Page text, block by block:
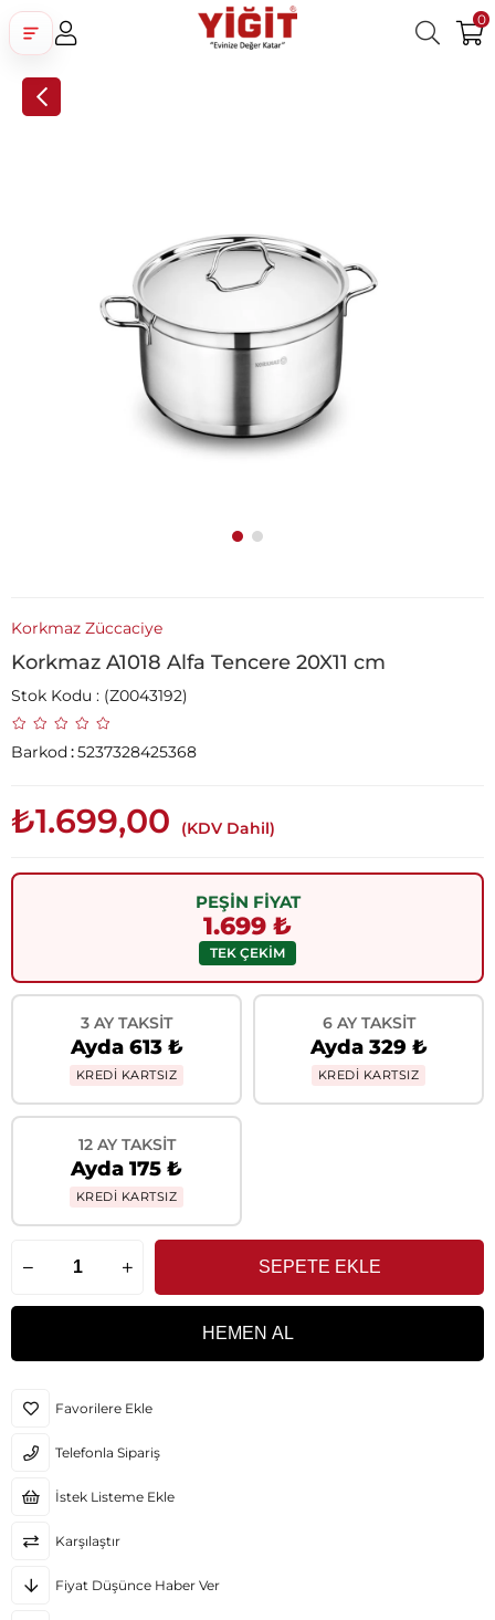
0
Korkmaz Züccaciye
Korkmaz A1018 Alfa Tencere 20X11 cm
Stok Kodu (Z0043192)
Barkod:5237328425368
₺1.699,00 (KDV Dahil)
PEŞİN FİYAT
1.699 ₺
TEK ÇEKİM
3 AY TAKSIT
Ayda 613 ₺
KREDİ KARTSIZ
6 AY TAKSIT
Ayda 329 ₺
KREDİ KARTSIZ
12 AY TAKSIT
Ayda 175 ₺
KREDİ KARTSIZ
Favorilere Ekle
Telefonla Sipariş
İstek Listeme Ekle
Karşılaştır
Fiyat Düşünce Haber Ver